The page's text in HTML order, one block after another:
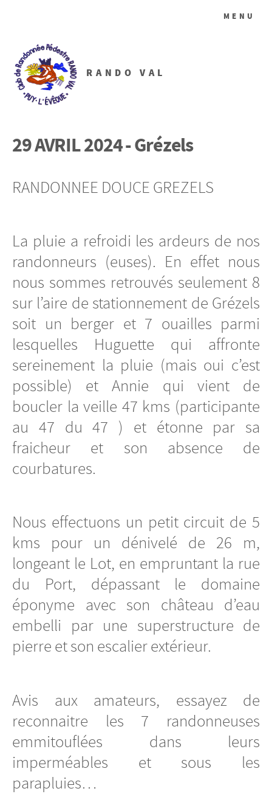
RANDO VAL
MENU
29 AVRIL 2024 - Grézels
RANDONNEE DOUCE GREZELS
La pluie a refroidi les ardeurs de nos
randonneurs (euses). En effet nous
nous sommes retrouvés seulement 8
sur l’aire de stationnement de Grézels
soit un berger et 7 ouailles parmi
lesquelles Huguette qui affronte
sereinement la pluie (mais oui c’est
possible) et Annie qui vient de
boucler la veille 47 kms (participante
au 47 du 47 ) et étonne par sa
fraicheur et son absence de
courbatures.
Nous effectuons un petit circuit de 5
kms pour un dénivelé de 26 m,
longeant le Lot, en empruntant la rue
du Port, dépassant le domaine
éponyme avec son château d’eau
embelli par une superstructure de
pierre et son escalier extérieur.
Avis aux amateurs, essayez de
reconnaitre les 7 randonneuses
emmitouflées dans leurs
imperméables et sous les
parapluies…